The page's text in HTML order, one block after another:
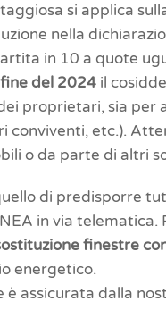
si applica
nella
in 10 a quote
del 2024 il
proprietari, sia
conviventi, etc.).
o da parte di altri
di predisporre
in via
finestre
energetico.
è assicurata dalla